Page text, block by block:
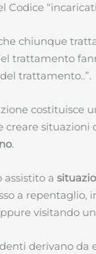
Codice
chiunque
trattamento
trattamento..”.
costituisce
creare situazioni
.
a
a repentaglio,
visitando un
derivano